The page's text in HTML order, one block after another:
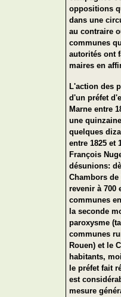
oppositions
dans une
au contraire
communes
autorités ont
maires en
L'action des
d'un préfet
Marne entre
une
quelques
entre 1825 et
François
désunions:
Chambors de
revenir à 700
communes
la seconde
paroxysme
communes
Rouen) et le
habitants,
le préfet fait
est
mesure